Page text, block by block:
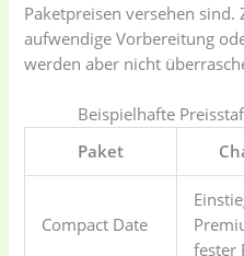
Paketpreisen versehen
aufwendige Vorbereitung
werden aber nicht
Beispielhafte
Paket
Compact Date
fester